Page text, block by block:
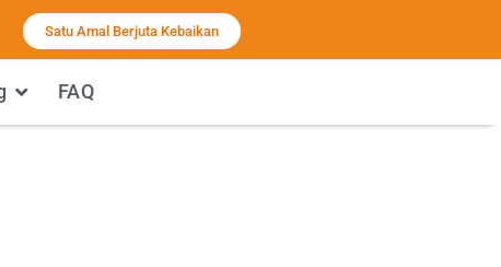
Satu Amal Berjuta Kebaikan
FAQ